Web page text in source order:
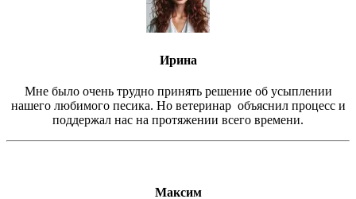
Ирина
Мне было очень трудно принять решение об усыплении
нашего любимого песика. Но ветеринар объяснил процесс и
поддержал нас на протяжении всего времени.
Максим